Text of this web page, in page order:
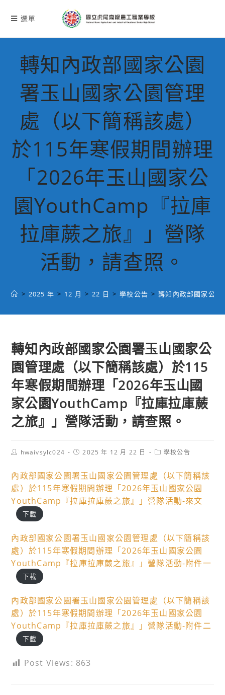
選單
轉知內政部國家公園
署玉山國家公園管理
處（以下簡稱該處）
於115年寒假期間辦理
「2026年玉山國家公
園YouthCamp『拉庫
拉庫蕨之旅』」營隊
活動，請查照。
> 2025 年 > 12 月 > 22 日 > 學校公告 > 轉知內政部國家公
轉知內政部國家公園署玉山國家公
園管理處（以下簡稱該處）於115
年寒假期間辦理「2026年玉山國
家公園YouthCamp『拉庫拉庫蕨
之旅』」營隊活動，請查照。
Posthwaivsylc024
Post2025 年 12 月 22 日
Post學校公告
內政部國家公園署玉山國家公園管理處（以下簡稱該
處）於115年寒假期間辦理「2026年玉山國家公園
YouthCamp『拉庫拉庫蕨之旅』」營隊活動-來文
下載
內政部國家公園署玉山國家公園管理處（以下簡稱該
處）於115年寒假期間辦理「2026年玉山國家公園
YouthCamp『拉庫拉庫蕨之旅』」營隊活動-附件一
下載
內政部國家公園署玉山國家公園管理處（以下簡稱該
處）於115年寒假期間辦理「2026年玉山國家公園
YouthCamp『拉庫拉庫蕨之旅』」營隊活動-附件二
下載
Post Views: 863